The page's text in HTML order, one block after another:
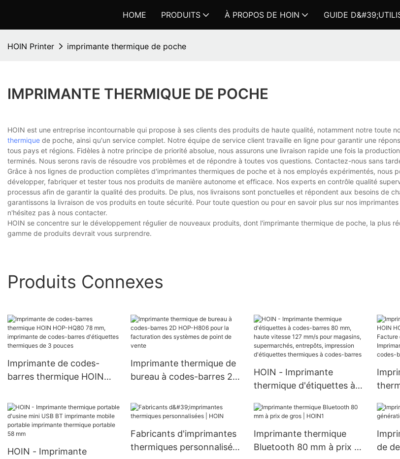
HOME PRODUITS À PROPOS DE HOIN GUIDE
HOIN Printer imprimante thermique de poche
IMPRIMANTE THERMIQUE DE POCHE
HOIN est une entreprise incontournable qui propose à ses clients des produits de haute qualité, notamment notre toute
thermique de poche, ainsi qu'un service complet. Notre équipe de service client travaille en ligne pour garantir une
tous pays et régions. Fidèles à notre principe de priorité absolue, nous assurons une livraison rapide une fois la
terminés. Nous serons ravis de résoudre vos problèmes et de répondre à toutes vos questions. Contactez-nous sans
Grâce à nos lignes de production complètes d'imprimantes thermiques de poche et à nos employés expérimentés, nous
développer, fabriquer et tester tous nos produits de manière autonome et efficace. Nos experts en contrôle qualité
processus afin de garantir la qualité des produits. De plus, nos livraisons sont ponctuelles et répondent aux besoins de
garantissons la livraison de vos produits en toute sécurité. Pour toute question ou pour en savoir plus sur nos
n'hésitez pas à nous contacter.
HOIN se concentre sur le développement régulier de nouveaux produits, dont l'imprimante thermique de poche, la plus
gamme de produits devrait vous surprendre.
Produits Connexes
Imprimante de codes-
barres thermique HOIN
imprimante de codes-
barres d'étiquettes
thermiques de 3 pouces
Imprimante thermique de
bureau à codes-barres 2D
facturation des systèmes
de point de vente
HOIN - Imprimante
thermique d'étiquettes à
haute vitesse 127 mm/s
supermarchés, entrepôts,
impression d'étiquettes
HOIN - Imprimante
Fabricants d'imprimantes
thermiques personnalisées
Imprimante thermique
Bluetooth 80 mm à prix de
de